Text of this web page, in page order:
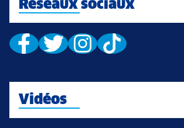
Réseaux sociaux
Vidéos